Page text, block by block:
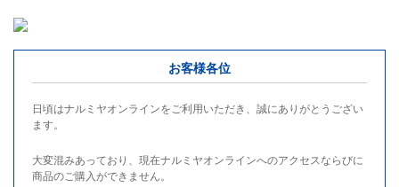
お客様各位
日頃はナルミヤオンラインをご利用いただき、誠にありがとうござい
ます。
大変混みあっており、現在ナルミヤオンラインへのアクセスならびに
商品のご購入ができません。